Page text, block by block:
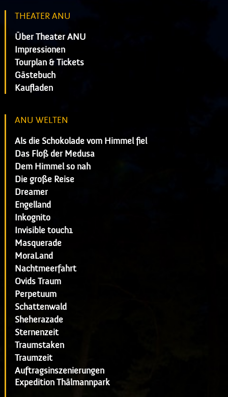
THEATER ANU
Über Theater ANU
Impressionen
Tourplan & Tickets
Gästebuch
Kaufladen
ANU WELTEN
Als die Schokolade vom Himmel fiel
Das Floß der Medusa
Dem Himmel so nah
Die große Reise
Dreamer
Engelland
Inkognito
Invisible touch1
Masquerade
MoraLand
Nachtmeerfahrt
Ovids Traum
Perpetuum
Schattenwald
Sheherazade
Sternenzeit
Traumstaken
Traumzeit
Auftragsinszenierungen
Expedition Thälmannpark